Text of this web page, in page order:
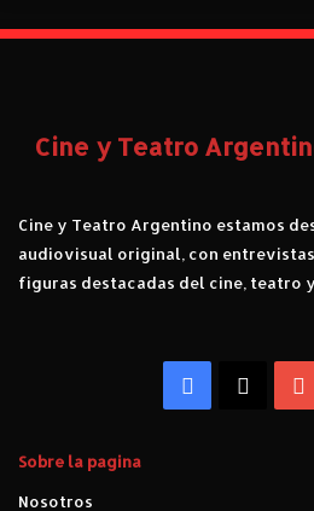
Cine y Teatro
Cine y Teatro Argentino estamos
audiovisual original, con
figuras destacadas del cine, teatro
Facebook
Sobre la pagina
Nosotros